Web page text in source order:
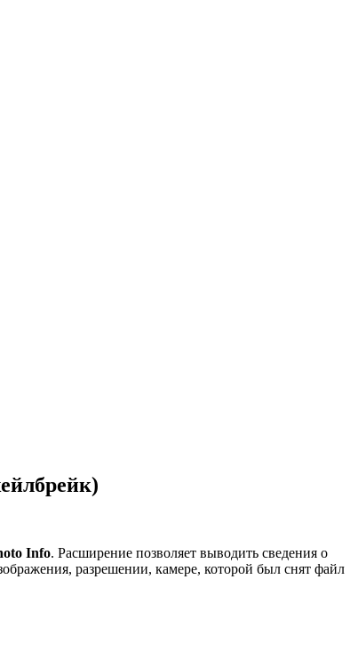
Info. Расширение позволяет выводить сведения о
разрешении, камере, которой был снят файл